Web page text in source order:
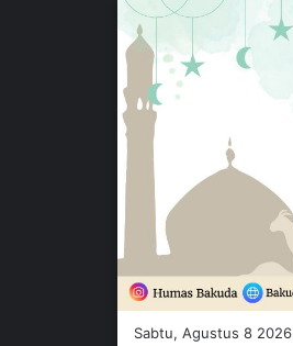
Sabtu, Agustus 8 2026